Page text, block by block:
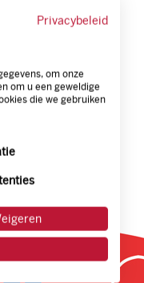
Privacybeleid
om onze
om u een geweldige
die we gebruiken